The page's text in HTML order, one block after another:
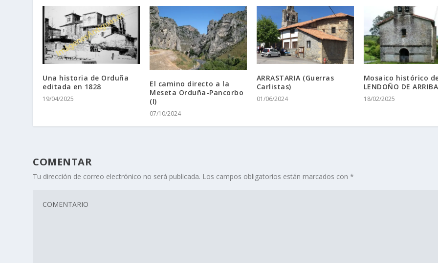
Una historia de Orduña
editada en 1828
19/04/2025
El camino directo a la
Meseta Orduña-Pancorbo
(I)
07/10/2024
ARRASTARIA (Guerras
Carlistas)
01/06/2024
Mosaico histórico
LENDOÑO DE ARRIBA
18/02/2025
COMENTAR
Tu dirección de correo electrónico no será publicada. Los campos obligatorios están marcados con*